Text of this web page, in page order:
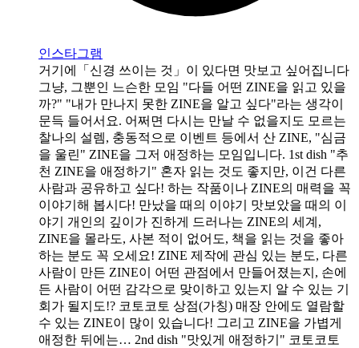
인스타그램
거기에「신경 쓰이는 것」이 있다면 맛보고 싶어집니다
그냥, 그뿐인 느슨한 모임 "다들 어떤 ZINE을 읽고 있을
까?" "내가 만나지 못한 ZINE을 알고 싶다"라는 생각이
문득 들어서요. 어쩌면 다시는 만날 수 없을지도 모르는
찰나의 설렘, 충동적으로 이벤트 등에서 산 ZINE, "심금
을 울린" ZINE을 그저 애정하는 모임입니다. 1st dish "추
천 ZINE을 애정하기" 혼자 읽는 것도 좋지만, 이건 다른
사람과 공유하고 싶다! 하는 작품이나 ZINE의 매력을 꼭
이야기해 봅시다! 만났을 때의 이야기 맛보았을 때의 이
야기 개인의 깊이가 진하게 드러나는 ZINE의 세계,
ZINE을 몰라도, 사본 적이 없어도, 책을 읽는 것을 좋아
하는 분도 꼭 오세요! ZINE 제작에 관심 있는 분도, 다른
사람이 만든 ZINE이 어떤 관점에서 만들어졌는지, 손에
든 사람이 어떤 감각으로 맞이하고 있는지 알 수 있는 기
회가 될지도!? 코토코토 상점(가칭) 매장 안에도 열람할
수 있는 ZINE이 많이 있습니다! 그리고 ZINE을 가볍게
애정한 뒤에는… 2nd dish "맛있게 애정하기" 코토코토